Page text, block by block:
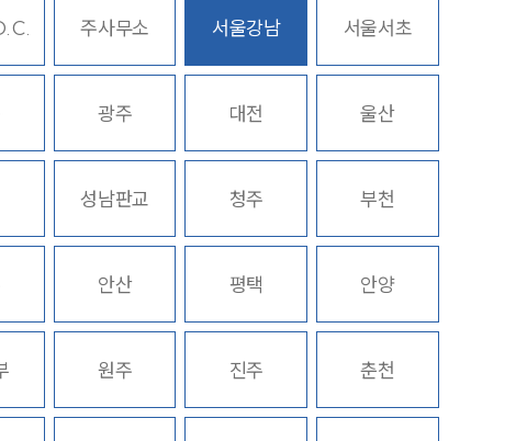
사례분석/최신동향
법률정보
법률지식인
고객후기
업무분야
산업안전·중대재해그룹 업무
전체
구성원 소개
주사무소 서울강남 서울서초
광주 대전 울산
성남판교 청주 부천
안산 평택 안양
원주 진주 춘천